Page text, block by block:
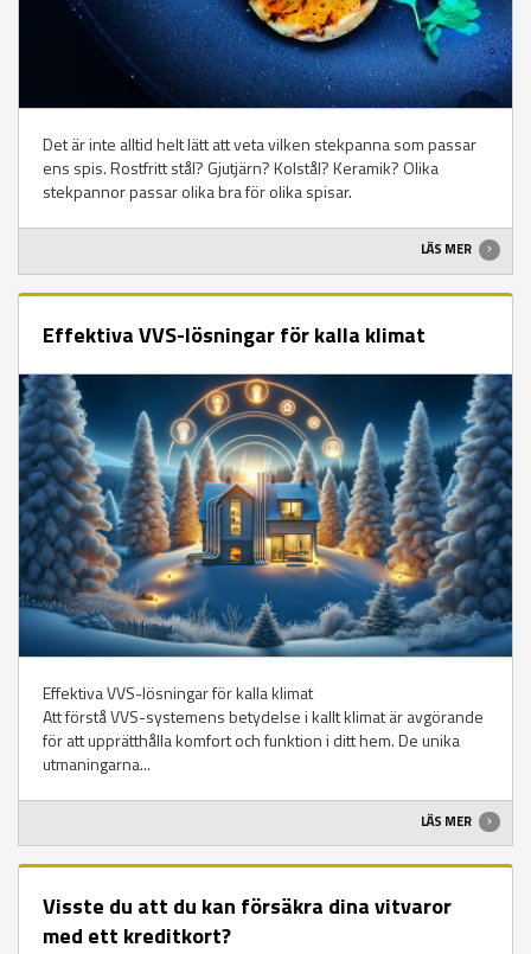
Det är inte alltid helt lätt att veta vilken stekpanna som passar
ens spis. Rostfritt stål? Gjutjärn? Kolstål? Keramik? Olika
stekpannor passar olika bra för olika spisar.
LÄS MER
Effektiva VVS-lösningar för kalla klimat
Effektiva VVS-lösningar för kalla klimat
Att förstå VVS-systemens betydelse i kallt klimat är avgörande
för att upprätthålla komfort och funktion i ditt hem. De unika
utmaningarna...
LÄS MER
Visste du att du kan försäkra dina vitvaror
med ett kreditkort?